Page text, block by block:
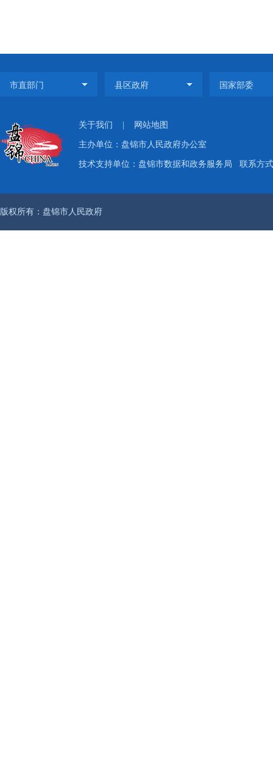
关于我们 网站地图
主办单位：盘锦市人民政府办公室
技术支持单位：盘锦市数据和政务服务局 联系方
版权所有：盘锦市人民政府